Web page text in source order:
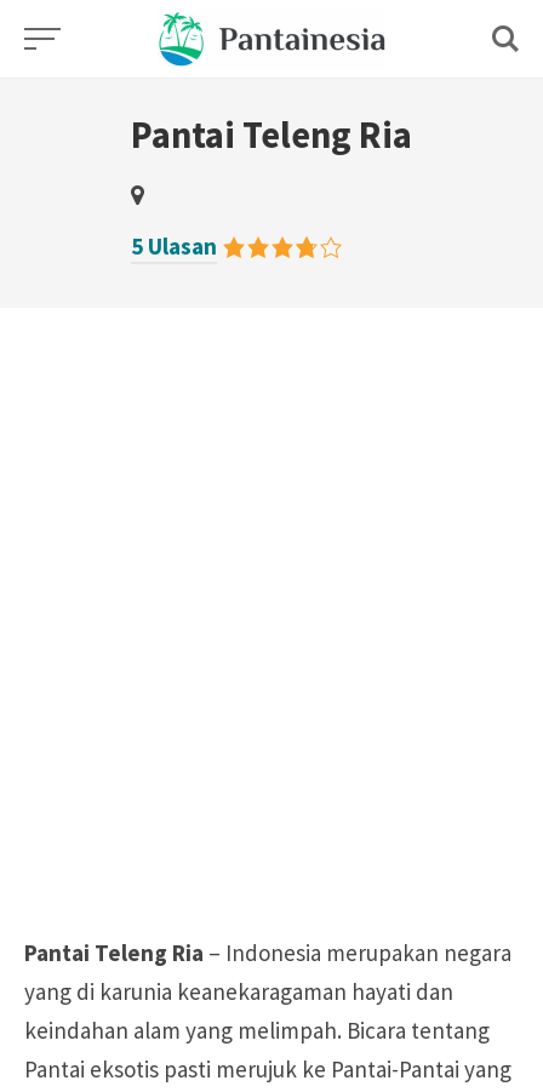
Skip
Pantai Teleng Ria
5 Ulasan
Pantai Teleng Ria – Indonesia merupakan negara
yang di karunia keanekaragaman hayati dan
keindahan alam yang melimpah. Bicara tentang
Pantai eksotis pasti merujuk ke Pantai-Pantai yang